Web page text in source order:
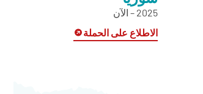
2025 – الآن
الاطلاع على الحملة